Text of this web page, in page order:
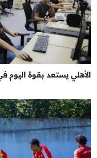
الأهلي يستعد بقوة اليوم